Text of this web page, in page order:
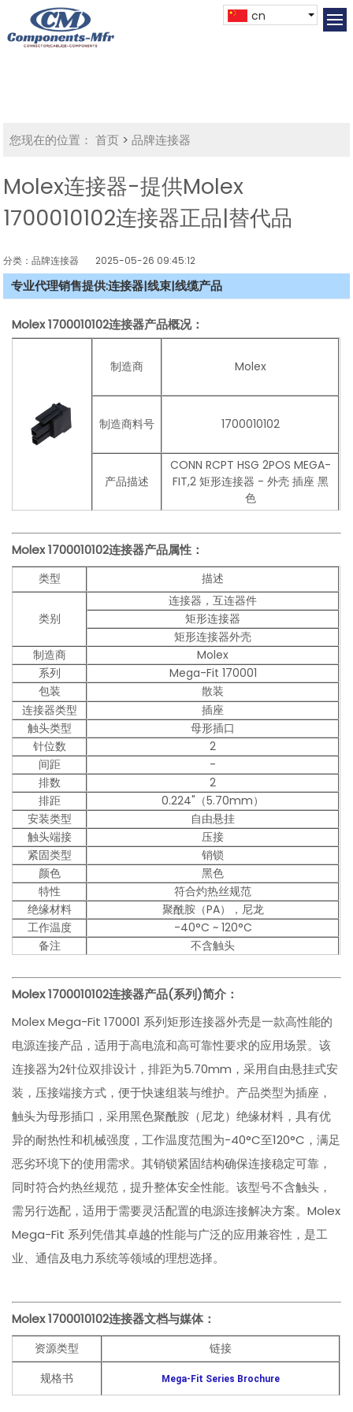
cn
您现在的位置： 首页 >品牌连接器
Molex连接器-提供Molex
1700010102连接器正品|替代品
分类：品牌连接器 2025-05-26 09:45:12
专业代理销售提供:连接器|线束|线缆产品
Molex1700010102连接器产品概况：
制造商 Molex
制造商料号 1700010102
产品描述
CONN RCPT HSG 2POS MEGA-
FIT,2 矩形连接器 - 外壳 插座 黑
色
Molex 1700010102连接器产品属性：
类型 描述
类别
连接器，互连器件
矩形连接器
矩形连接器外壳
制造商
Molex
系列
Mega-Fit 170001
包装
散装
连接器类型
插座
触头类型
母形插口
针位数
2
间距
-
排数
2
排距
0.224"（5.70mm）
安装类型
自由悬挂
触头端接
压接
紧固类型
销锁
颜色
黑色
特性
符合灼热丝规范
绝缘材料
聚酰胺（PA），尼龙
工作温度
-40°C ~ 120°C
备注
不含触头
Molex 1700010102连接器产品(系列)简介：
Molex Mega-Fit 170001 系列矩形连接器外壳是一款高性能的
电源连接产品，适用于高电流和高可靠性要求的应用场景。该
连接器为2针位双排设计，排距为5.70mm，采用自由悬挂式安
装，压接端接方式，便于快速组装与维护。产品类型为插座，
触头为母形插口，采用黑色聚酰胺（尼龙）绝缘材料，具有优
异的耐热性和机械强度，工作温度范围为-40°C至120°C，满足
恶劣环境下的使用需求。其销锁紧固结构确保连接稳定可靠，
同时符合灼热丝规范，提升整体安全性能。该型号不含触头，
需另行选配，适用于需要灵活配置的电源连接解决方案。Molex
Mega-Fit 系列凭借其卓越的性能与广泛的应用兼容性，是工
业、通信及电力系统等领域的理想选择。
Molex 1700010102连接器文档与媒体：
资源类型
链接
规格书
Mega-Fit Series Brochure